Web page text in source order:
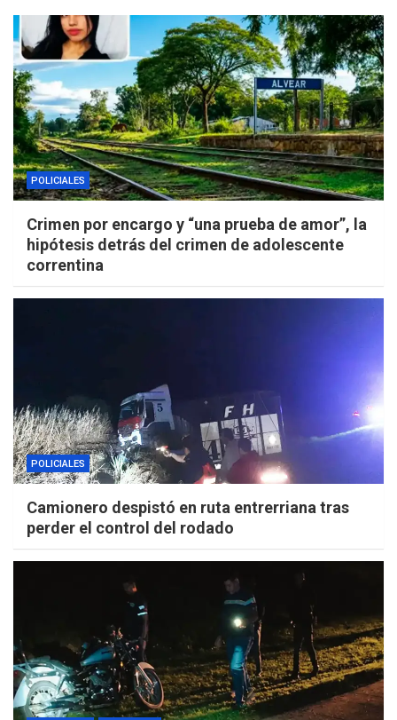
POLICIALES
Crimen por encargo y “una prueba de amor”, la
hipótesis detrás del crimen de adolescente
correntina
POLICIALES
Camionero despistó en ruta entrerriana tras
perder el control del rodado